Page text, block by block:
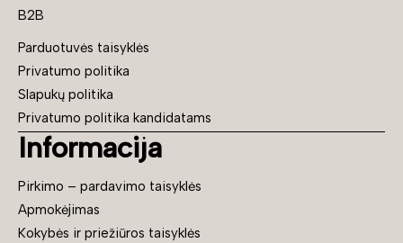
B2B
Parduotuvės taisyklės
Privatumo politika
Slapukų politika
Privatumo politika kandidatams
Informacija
Pirkimo – pardavimo taisyklės
Apmokėjimas
Kokybės ir priežiūros taisyklės